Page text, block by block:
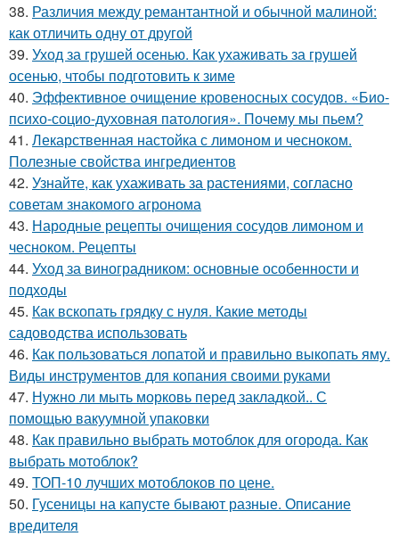
38. Различия между ремантантной и обычной малиной:
как отличить одну от другой
39. Уход за грушей осенью. Как ухаживать за грушей
осенью, чтобы подготовить к зиме
40. Эффективное очищение кровеносных сосудов. «Био-
психо-социо-духовная патология». Почему мы пьем?
41. Лекарственная настойка с лимоном и чесноком.
Полезные свойства ингредиентов
42. Узнайте, как ухаживать за растениями, согласно
советам знакомого агронома
43. Народные рецепты очищения сосудов лимоном и
чесноком. Рецепты
44. Уход за виноградником: основные особенности и
подходы
45. Как вскопать грядку с нуля. Какие методы
садоводства использовать
46. Как пользоваться лопатой и правильно выкопать яму.
Виды инструментов для копания своими руками
47. Нужно ли мыть морковь перед закладкой.. С
помощью вакуумной упаковки
48. Как правильно выбрать мотоблок для огорода. Как
выбрать мотоблок?
49. ТОП-10 лучших мотоблоков по цене.
50. Гусеницы на капусте бывают разные. Описание
вредителя